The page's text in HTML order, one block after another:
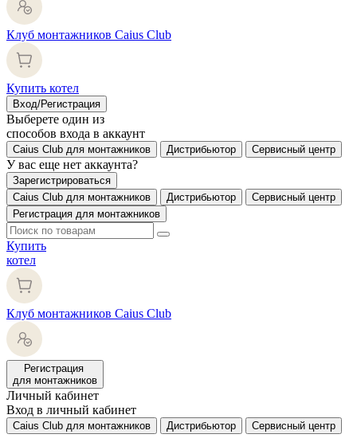
Клуб монтажников Caius Club
Купить котел
Вход/Регистрация
Выберете один из
способов входа в аккаунт
Caius Club для монтажников Дистрибьютор Сервисный центр
У вас еще нет аккаунта?
Зарегистрироваться
Caius Club для монтажников
Дистрибьютор
Сервисный центр
Регистрация для монтажников
Купить
котел
Клуб монтажников Caius Club
Регистрация
для монтажников
Личный кабинет
Вход в личный кабинет
Caius Club для монтажников Дистрибьютор Сервисный центр